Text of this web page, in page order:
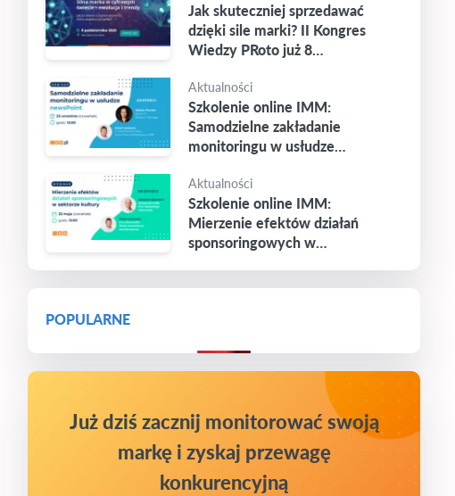
Jak skuteczniej sprzedawać
dzięki sile marki? II Kongres
Wiedzy PRoto już 8
Aktualności
Szkolenie online IMM:
Samodzielne zakładanie
monitoringu w usłudze
Aktualności
Szkolenie online IMM:
Mierzenie efektów działań
sponsoringowych w
POPULARNE
Już dziś zacznij monitorować swoją
markę i zyskaj przewagę
konkurencyjną